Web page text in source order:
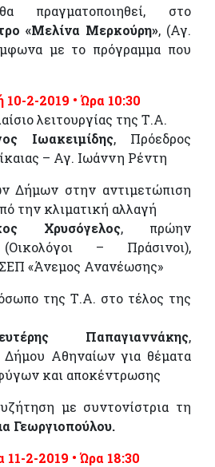
πραγματοποιηθεί, στο
«Μελίνα Μερκούρη», (Αγ.
με το πρόγραμμα που
10-2-2019 • Ώρα 10:30
λειτουργίας της Τ.Α.
Ιωακειμίδης, Πρόεδρος
– Αγ. Ιωάννη Ρέντη
Δήμων στην αντιμετώπιση
την κλιματική αλλαγή
Χρυσόγελος, πρώην
– Πράσινοι),
«Άνεμος Ανανέωσης»
της Τ.Α. στο τέλος της
Παπαγιαννάκης,
Δήμου Αθηναίων για θέματα
και αποκέντρωσης
με συντονίστρια τη
Γεωργιοπούλου.
11-2-2019 • Ώρα 18:30